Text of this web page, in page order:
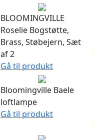
BLOOMINGVILLE
Roselie Bogstøtte,
Brass, Støbejern, Sæt
af 2
Gå til produkt
Bloomingville Baele
loftlampe
Gå til produkt